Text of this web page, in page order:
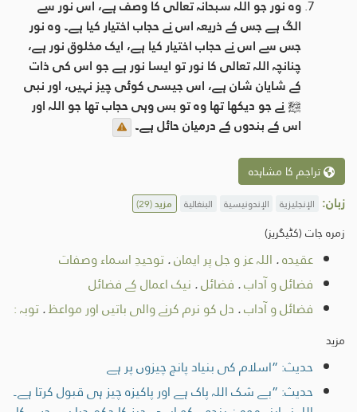
وہ نور جو اللہ سبحانہ تعالی کا وصف ہے، اس نور سے
الگ ہے جس کے ذریعہ اس نے حجاب اختیار کیا ہے۔ وہ نور
جس سے اس نے حجاب اختیار کیا ہے، ایک مخلوق نور ہے،
چنانچہ اللہ تعالی کا نور تو ایسا نور ہے جو اس کی ذات
کے شایان شان ہے، اس جیسی کوئی چیز نہیں، اور نبی
ﷺ نے جو دیکھا تھا وہ تو بس وہی حجاب تھا جو اللہ اور
اس کے بندوں کے درمیان حائل ہے۔
تراجم کا مشاہدہ
زبان: الإنجليزية الإندونيسية البنغالية مزید(29)
زمرہ جات (کٹیگریز)
عقیدہ. اللہ عز و جل پر ایمان.توحيدِ اسماء وصفات
فضائل و آداب. فضائل. نیک اعمال کے فضائل
فضائل و آداب. دل کو نرم کرنے والی باتیں اور مواعظ.توبہ :
مزید
حدیث: ”اسلام کی بنیاد پانچ چیزوں پر ہے
حدیث: ”بے شک اللہ پاک ہے اور پاکیزہ چیز ہی قبول کرتا ہے۔